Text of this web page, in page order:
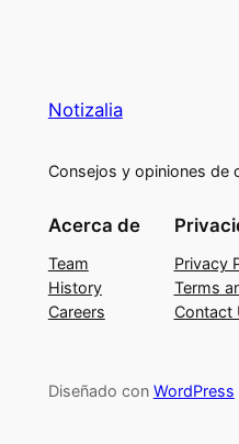
Notizalia
Consejos y opiniones de
Acerca de
Team
History
Careers
Privacy
Terms
Contact
Diseñado con WordPress